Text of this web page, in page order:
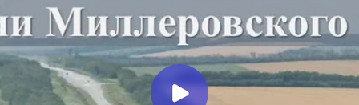
Миллеровское ТВ 8 месяцев назад